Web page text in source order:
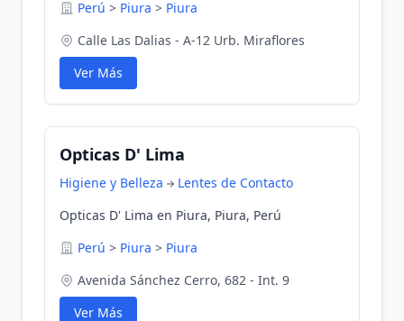
Perú > Piura > Piura
Calle Las Dalias - A-12 Urb. Miraflores
Ver Más
Opticas D' Lima
Higiene y Belleza
Lentes de Contacto
Opticas D' Lima en Piura, Piura, Perú
Perú > Piura > Piura
Avenida Sánchez Cerro, 682 - Int. 9
Ver Más